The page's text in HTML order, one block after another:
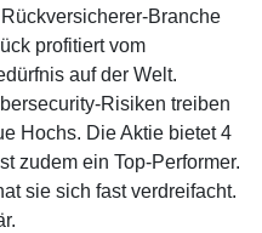
Branche
profitiert vom
auf der Welt.
Risiken treiben
Hochs. Die Aktie bietet 4
zudem ein Top-Performer.
sie sich fast verdreifacht.